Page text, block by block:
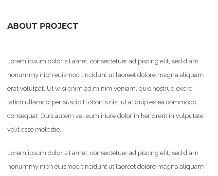
ABOUT PROJECT
Lorem ipsum dolor sit amet, consectetuer adipiscing elit, sed diam
nonummy nibh euismod tincidunt ut laoreet dolore magna aliquam
erat volutpat. Ut wisi enim ad minim veniam, quis nostrud exerci
tation ullamcorper suscipit lobortis nisl ut aliquip ex ea commodo
consequat. Duis autem vel eum iriure dolor in hendrerit in vulputate
velit esse molestie.
Lorem ipsum dolor sit amet, consectetuer adipiscing elit, sed diam
nonummy nibh euismod tincidunt ut laoreet dolore magna aliquam